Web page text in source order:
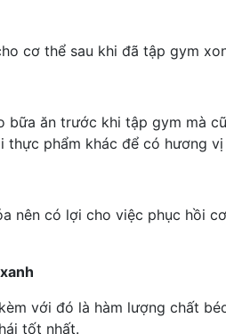
cơ thể sau khi đã tập gym
ăn trước khi tập gym mà
phẩm khác để có hương
nên có lợi cho việc phục hồi
với đó là hàm lượng chất
tốt nhất.